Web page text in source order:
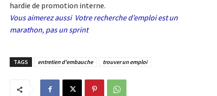
hardie de promotion interne.
Vous aimerez aussi Votre recherche d’emploi est un
marathon, pas un sprint
TAGS entretien d'embauche trouver un emploi